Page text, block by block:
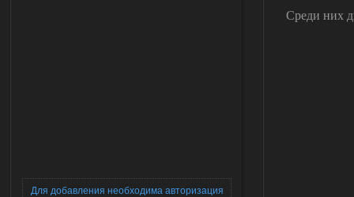
Среди них
Для добавления необходима авторизация